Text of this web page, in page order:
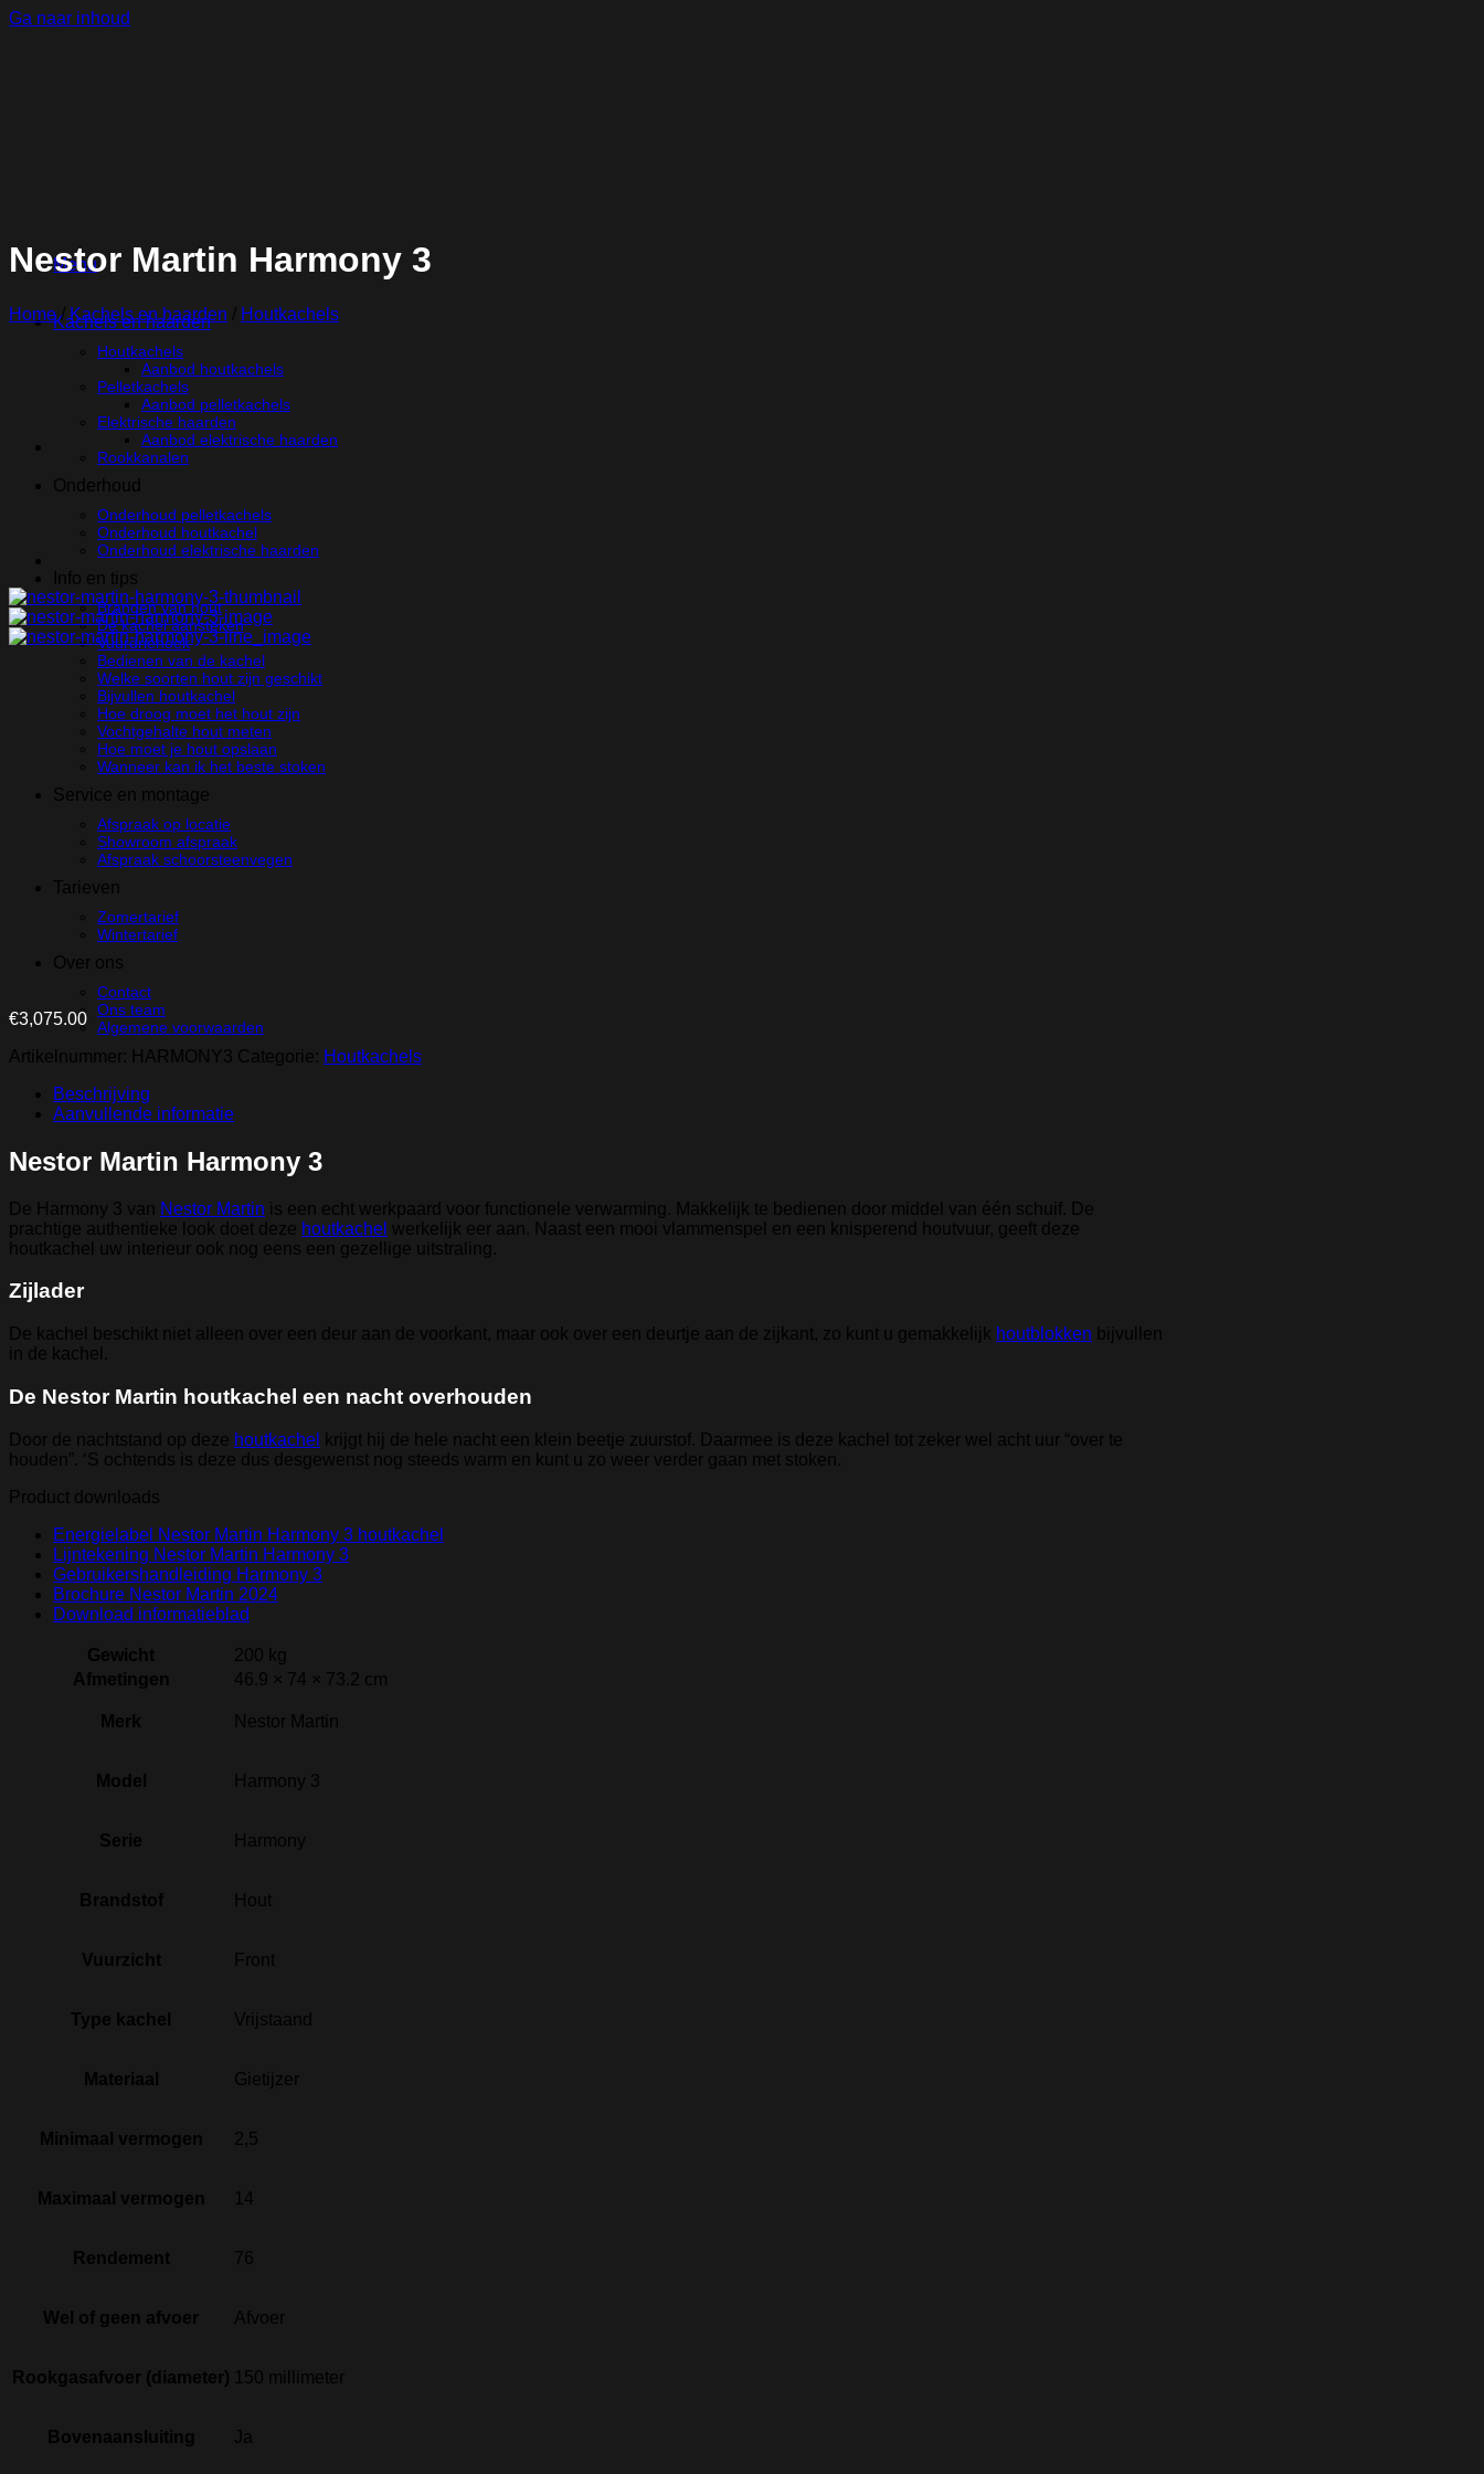
Ga naar inhoud
Menu
Kachels en haarden
Houtkachels
Aanbod houtkachels
Pelletkachels
Aanbod pelletkachels
Elektrische haarden
Aanbod elektrische haarden
Rookkanalen
Onderhoud
Onderhoud pelletkachels
Onderhoud houtkachel
Onderhoud elektrische haarden
Info en tips
Branden van hout
De kachel aansteken
Vuurdriehoek
Bedienen van de kachel
Welke soorten hout zijn geschikt
Bijvullen houtkachel
Hoe droog moet het hout zijn
Vochtgehalte hout meten
Hoe moet je hout opslaan
Wanneer kan ik het beste stoken
Service en montage
Afspraak op locatie
Showroom afspraak
Afspraak schoorsteenvegen
Tarieven
Zomertarief
Wintertarief
Over ons
Contact
Ons team
Algemene voorwaarden
Nestor Martin Harmony 3
Home / Kachels en haarden / Houtkachels
€3,075.00
Artikelnummer: HARMONY3 Categorie: Houtkachels
Beschrijving
Aanvullende informatie
Nestor Martin Harmony 3
De Harmony 3 van Nestor Martin is een echt werkpaard voor functionele verwarming. Makkelijk te bedienen door middel van één schuif. De
prachtige authentieke look doet deze houtkachel werkelijk eer aan. Naast een mooi vlammenspel en een knisperend houtvuur, geeft deze
houtkachel uw interieur ook nog eens een gezellige uitstraling.
Zijlader
De kachel beschikt niet alleen over een deur aan de voorkant, maar ook over een deurtje aan de zijkant, zo kunt u gemakkelijk houtblokken bijvullen
in de kachel.
De Nestor Martin houtkachel een nacht overhouden
Door de nachtstand op deze houtkachel
krijgt hij de hele nacht een klein beetje zuurstof. Daarmee is deze kachel tot zeker wel acht uur “over te
houden”. ‘S ochtends is deze dus desgewenst nog steeds warm en kunt u zo weer verder gaan met stoken.
Product downloads
Energielabel Nestor Martin Harmony 3 houtkachel
Lijntekening Nestor Martin Harmony 3
Gebruikershandleiding Harmony 3
Brochure Nestor Martin 2024
Download informatieblad
Gewicht
200 kg
Afmetingen
46.9 × 74 × 73.2 cm
Merk Nestor Martin
Model Harmony 3
Serie Harmony
Brandstof Hout
Vuurzicht Front
Type kachel Vrijstaand
Materiaal Gietijzer
Minimaal vermogen 2,5
Maximaal vermogen 14
Rendement 76
Wel of geen afvoer Afvoer
Rookgasafvoer (diameter) 150 millimeter
Bovenaansluiting Ja